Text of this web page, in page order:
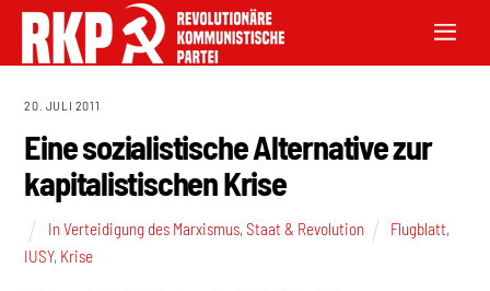
20. JULI 2011
Eine sozialistische Alternative zur
kapitalistischen Krise
In Verteidigung des Marxismus, Staat & Revolution Flugblatt,
IUSY, Krise